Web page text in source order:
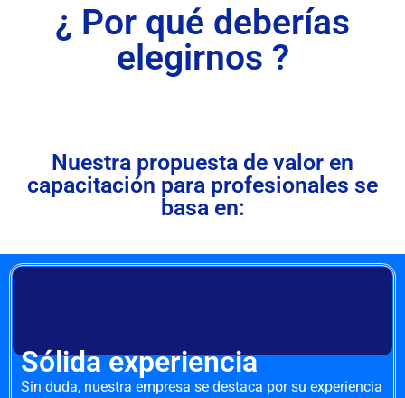
¿ Por qué deberías
elegirnos ?
Nuestra propuesta de valor en
capacitación para profesionales se
basa en:
Sólida experiencia
Sin duda, nuestra empresa se destaca por su experiencia